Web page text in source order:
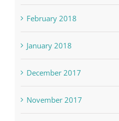
February 2018
January 2018
December 2017
November 2017